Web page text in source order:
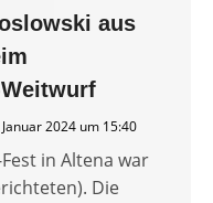
aus
Januar 2024 um 15:40
in Altena war
Die